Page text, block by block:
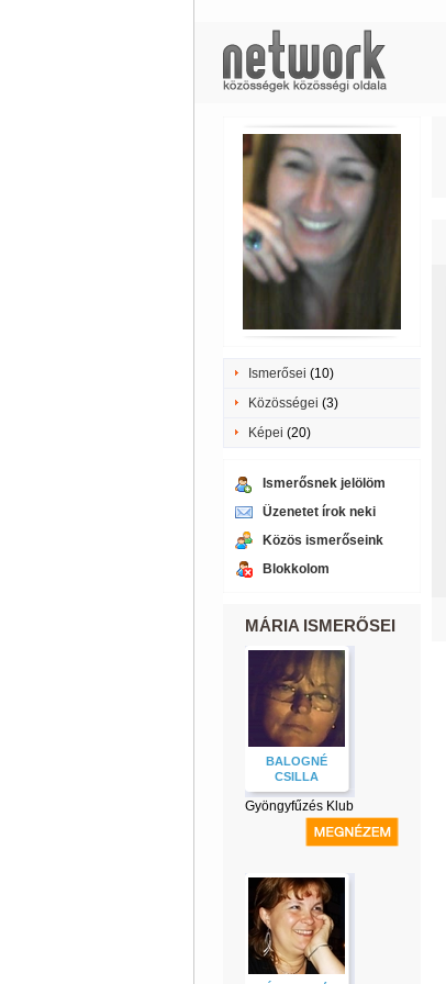
Ismerősei (10)
Közösségei (3)
Képei (20)
Ismerősnek jelölöm
Üzenetet írok neki
Közös ismerőseink
Blokkolom
MÁRIA ISMERŐSEI
BALOGNÉ
CSILLA
Gyöngyfűzés Klub